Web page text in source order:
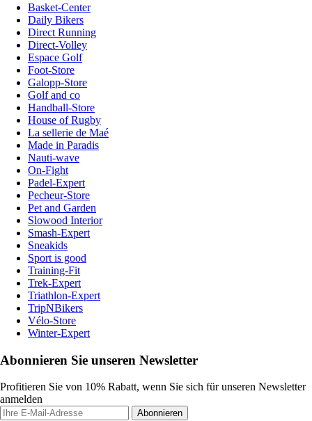
Basket-Center
Daily Bikers
Direct Running
Direct-Volley
Espace Golf
Foot-Store
Galopp-Store
Golf and co
Handball-Store
House of Rugby
La sellerie de Maé
Made in Paradis
Nauti-wave
On-Fight
Padel-Expert
Pecheur-Store
Pet and Garden
Slowood Interior
Smash-Expert
Sneakids
Sport is good
Training-Fit
Trek-Expert
Triathlon-Expert
TripNBikers
Vélo-Store
Winter-Expert
Abonnieren Sie unseren Newsletter
Profitieren Sie von 10% Rabatt, wenn Sie sich für unseren Newsletter
anmelden
Abonnieren